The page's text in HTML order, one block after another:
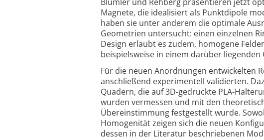
Magnete, die idealisiert als Punktdipole
haben sie unter anderem die optimale
Geometrien untersucht: einen einzelnen
Design erlaubt es zudem, homogene
beispielsweise in einem darüber liegenden
Für die neuen Anordnungen entwickelten
anschließend experimentell validierten.
Quadern, die auf 3D-gedruckte PLA-
wurden vermessen und mit den
Übereinstimmung festgestellt wurde.
Homogenität zeigen sich die neuen
dessen in der Literatur beschriebenen